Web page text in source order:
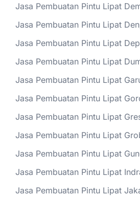
Jasa Pembuatan Pintu Lipat
Jasa Pembuatan Pintu Lipat
Jasa Pembuatan Pintu Lipat
Jasa Pembuatan Pintu Lipat
Jasa Pembuatan Pintu Lipat
Jasa Pembuatan Pintu Lipat
Jasa Pembuatan Pintu Lipat
Jasa Pembuatan Pintu Lipat
Jasa Pembuatan Pintu Lipat
Jasa Pembuatan Pintu Lipat
Jasa Pembuatan Pintu Lipat